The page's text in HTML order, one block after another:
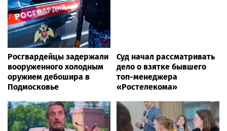
Росгвардейцы задержали
вооруженного холодным
оружием дебошира в
Подмосковье
Суд начал рассматривать
дело о взятке бывшего
топ-менеджера
«Ростелекома»